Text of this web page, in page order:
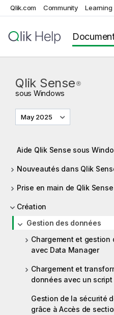
Qlik.com Community Learning
Qlik Sense ®
sous Windows
May 2025
Aide Qlik Sense sous
Nouveautés dans Qlik
Prise en main de Qlik Sense
Création
Gestion des données
Chargement et gestion
avec Data Manager
Chargement et
données avec un script
Gestion de la sécurité
grâce à Accès de